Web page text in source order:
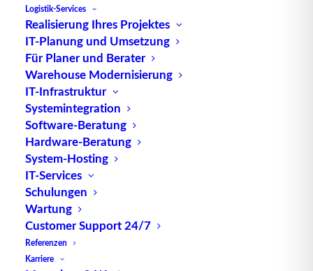
Logistik-Services
Realisierung Ihres Projektes
IT-Planung und Umsetzung
Für Planer und Berater
Warehouse Modernisierung
IT-Infrastruktur
Systemintegration
Software-Beratung
Hardware-Beratung
System-Hosting
IT-Services
Schulungen
Wartung
Customer Support 24/7
Referenzen
Karriere
Die kombinierbare Lagerverwaltungs-Software von
TUP, liefert dank ihrer Flexibilität immer die
effektivste Lösung und ist zudem in hohem Maße
wiederverwendbar.
Kontakt
TUP GmbH & Co. KG
Fraunhoferstraße 1
D 76297 Stutensee
what3words ///ersehnt.beruf.hell